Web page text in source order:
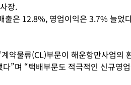
장.
출은 12.8%, 영업이익은 3.7% 늘었
약물류(CL)부문이 해운항만사업의
”며 “택배부문도 적극적인 신규영